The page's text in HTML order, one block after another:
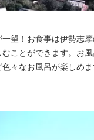
望！お食事は伊勢志
ことができます。お
々なお風呂が楽しめ
。